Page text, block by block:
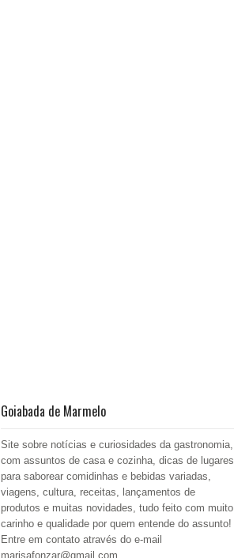
Goiabada de Marmelo
Site sobre notícias e curiosidades da gastronomia,
com assuntos de casa e cozinha, dicas de lugares
para saborear comidinhas e bebidas variadas,
viagens, cultura, receitas, lançamentos de
produtos e muitas novidades, tudo feito com muito
carinho e qualidade por quem entende do assunto!
Entre em contato através do e-mail
marisafonzar@gmail.com